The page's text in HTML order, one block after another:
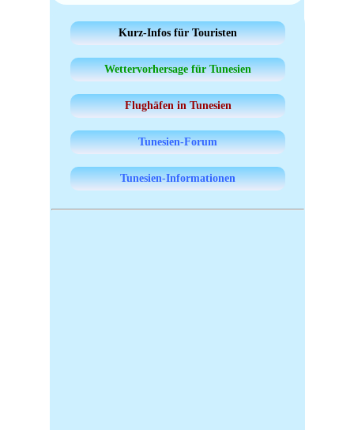
Kurz-Infos für Touristen
Wettervorhersage für Tunesien
Flughäfen in Tunesien
Tunesien-Forum
Tunesien-Informationen